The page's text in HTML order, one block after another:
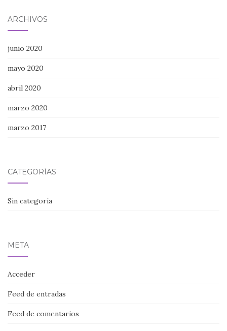
ARCHIVOS
junio 2020
mayo 2020
abril 2020
marzo 2020
marzo 2017
CATEGORÍAS
Sin categoría
META
Acceder
Feed de entradas
Feed de comentarios